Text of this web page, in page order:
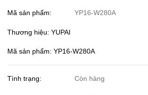
Mã sản phẩm: YP16-W280A
Thương hiệu: YUPAI
Mã sản phẩm: YP16-W280A
Tình trạng: Còn hàng